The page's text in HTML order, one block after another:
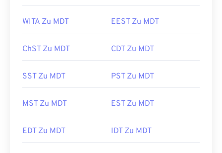
WITA Zu MDT EEST Zu MDT
ChST Zu MDT CDT Zu MDT
SST Zu MDT PST Zu MDT
MST Zu MDT EST Zu MDT
EDT Zu MDT IDT Zu MDT